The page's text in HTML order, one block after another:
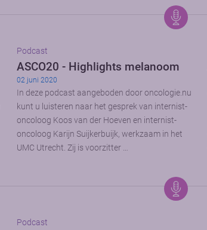
Podcast
ASCO20 - Highlights melanoom
02 juni 2020
In deze podcast aangeboden door oncologie.nu
kunt u luisteren naar het gesprek van internist-
oncoloog Koos van der Hoeven en internist-
oncoloog Karijn Suijkerbuijk, werkzaam in het
UMC Utrecht. Zij is voorzitter …
Podcast